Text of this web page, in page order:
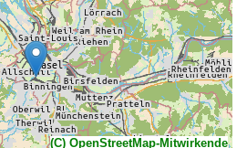
(C) OpenStreetMap-Mitwirkende